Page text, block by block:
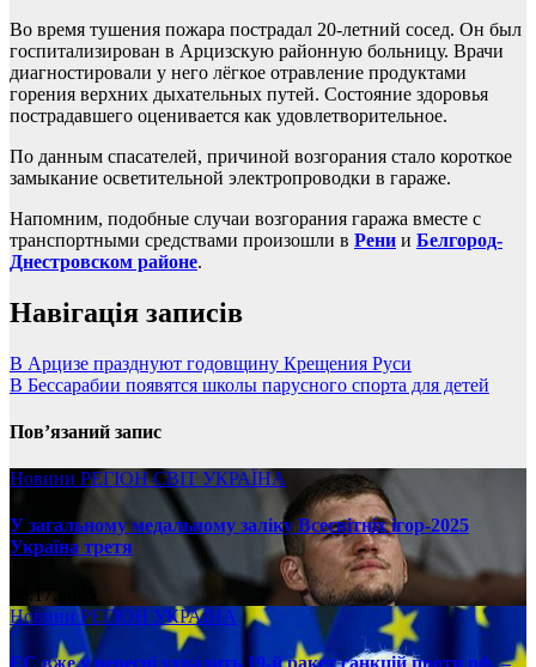
Во время тушения пожара пострадал 20-летний сосед. Он был
госпитализирован в Арцизскую районную больницу. Врачи
диагностировали у него лёгкое отравление продуктами
горения верхних дыхательных путей. Состояние здоровья
пострадавшего оценивается как удовлетворительное.
По данным спасателей, причиной возгорания стало короткое
замыкание осветительной электропроводки в гараже.
Напомним, подобные случаи возгорания гаража вместе с
транспортными средствами произошли в Рени и Белгород-
Днестровском районе.
Навігація записів
В Арцизе празднуют годовщину Крещения Руси
В Бессарабии появятся школы парусного спорта для детей
Пов’язаний запис
Новини РЕГІОНСВІТ УКРАЇНА
У загальному медальному заліку Всесвітніх ігор-2025
Україна третя
08.17.2025
НовиниРЕГІОН УКРАЇНА
ЄС вже у вересні ухвалить 19-й ракет санкцій проти рф, –